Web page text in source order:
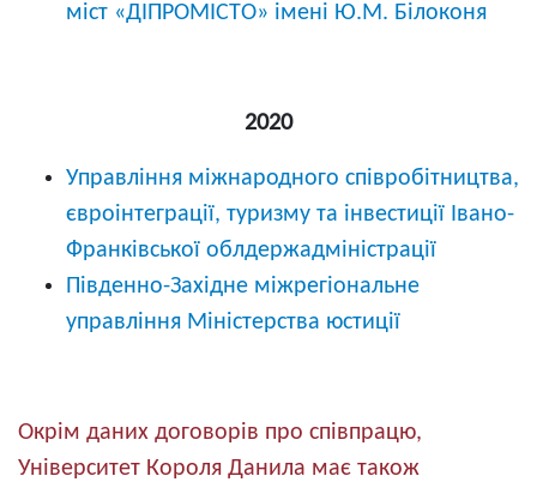
міст «ДІПРОМІСТО» імені Ю.М. Білоконя
2020
Управління міжнародного співробітництва,
євроінтеграції, туризму та інвестиції Івано-
Франківської облдержадміністрації
Південно-Західне міжрегіональне
управління Міністерства юстиції
Окрім даних договорів про співпрацю,
Університет Короля Данила має також